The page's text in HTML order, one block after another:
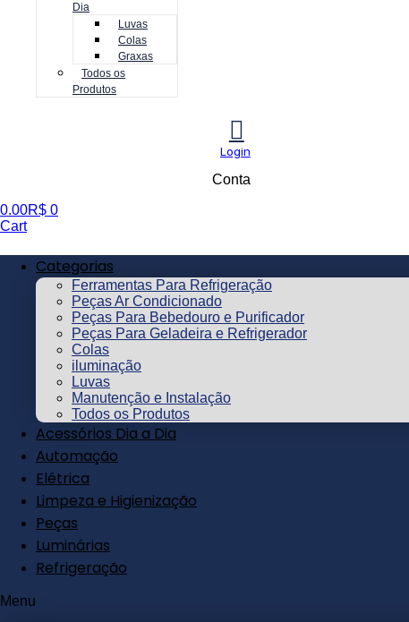
Dia
Luvas
Colas
Graxas
Todos os
Produtos
Login
Conta
0.00R$ 0
Cart
Categorias
Ferramentas Para Refrigeração
Peças Ar Condicionado
Peças Para Bebedouro e Purificador
Peças Para Geladeira e Refrigerador
Colas
iluminação
Luvas
Manutenção e Instalação
Todos os Produtos
Acessórios Dia a Dia
Automação
Elétrica
Limpeza e Higienização
Peças
Luminárias
Refrigeração
Menu